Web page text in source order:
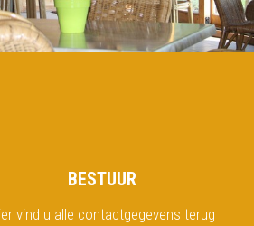
BESTUUR
vind u alle contactgegevens terug